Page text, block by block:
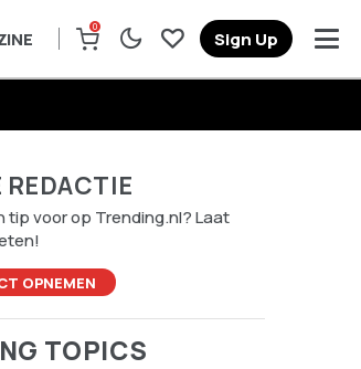
0
Sign Up
REDACTIE
tip voor op Trending.nl? Laat
OPNEMEN
TOPICS